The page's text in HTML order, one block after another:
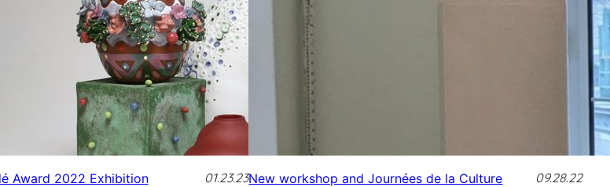
Award 2022 Exhibition 01.23.23New workshop and Journées de la Culture 09.28.22